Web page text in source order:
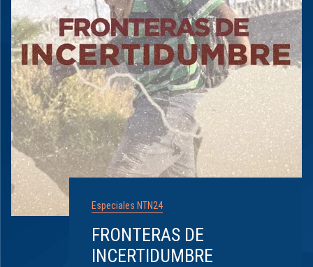
Especiales NTN24
FRONTERAS DE
INCERTIDUMBRE